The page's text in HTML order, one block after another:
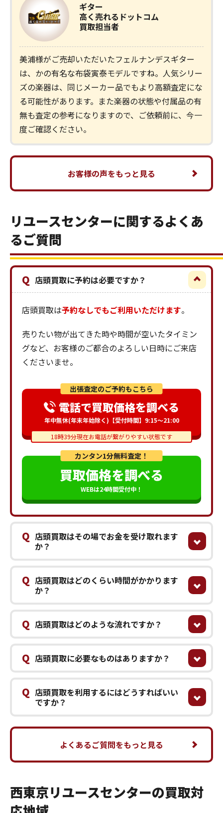
ギター
高く売れるドットコム
買取担当者
美浦様がご売却いただいたフェルナンデスギター
は、かの有名な布袋寅泰モデルですね。人気シリー
ズの楽器は、同じメーカー品でもより高額査定にな
る可能性があります。また楽器の状態や付属品の有
無も査定の参考になりますので、ご依頼前に、今一
度ご確認ください。
お客様の声をもっと見る
リユースセンターに関するよくあ
るご質問
Q 店頭買取に予約は必要ですか？
店頭買取は予約なしでもご利用いただけます。
売りたい物が出てきた時や時間が空いたタイミン
グなど、お客様のご都合のよろしい日時にご来店
くださいませ。
カンタン1分無料査定！
買取価格を調べる
WEBは24時間受付中！
出張査定のご予約もこちら
電話で買取価格を調べる
年中無休(年末年始除く)【受付時間】9:15～21:00
18時39分現在お電話が繋がりやすい状態です
Q 店頭買取はその場でお金を受け取れます
か？
Q 店頭買取はどのくらい時間がかかります
か？
Q 店頭買取はどのような流れですか？
Q 店頭買取に必要なものはありますか？
Q 店頭買取を利用するにはどうすればいい
ですか？
よくあるご質問をもっと見る
西東京リユースセンターの買取対